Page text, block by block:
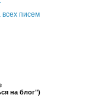
всех писем
на блог")